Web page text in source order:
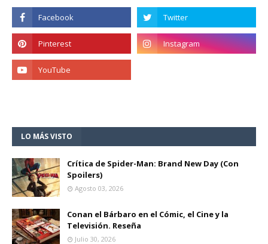
LO MÁS VISTO
Crítica de Spider-Man: Brand New Day (Con
Spoilers)
Agosto 03, 2026
Conan el Bárbaro en el Cómic, el Cine y la
Televisión. Reseña
Julio 30, 2026